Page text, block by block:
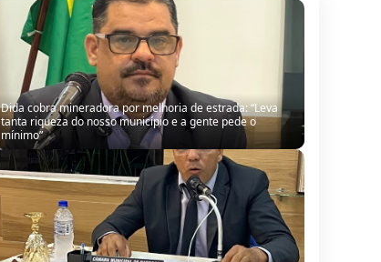
Dida cobra mineradora por melhoria de estrada: “Leva
tanta riqueza do nosso município e a gente pede o
mínimo”